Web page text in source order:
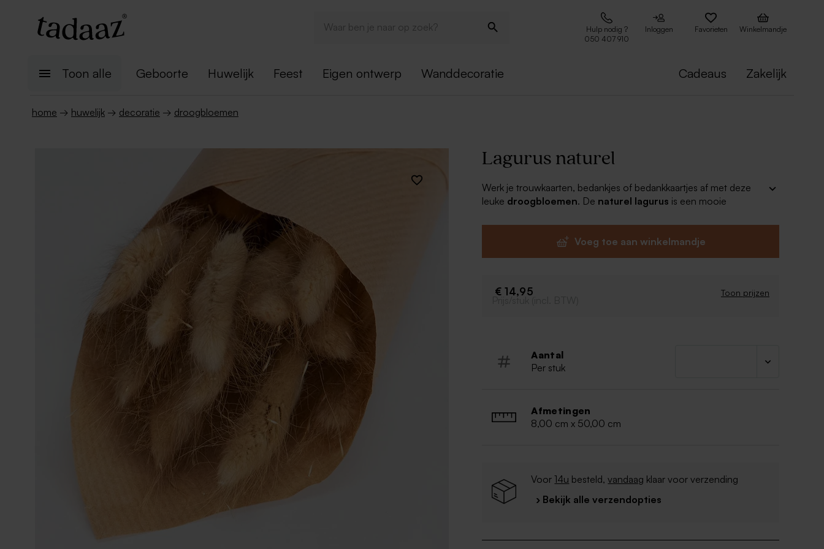
Hulp nodig ?
050 407 910
Inloggen Favorieten Winkelmandje
Toon alle Geboorte Huwelijk Feest Eigen ontwerp Wanddecoratie Cadeaus Zakelijk
home → huwelijk → decoratie → droogbloemen
Lagurus naturel
Werk je trouwkaarten, bedankjes of bedankkaartjes af met deze
leuke droogbloemen. De naturel lagurus is een mooie
Lagurus naturel Voeg toe aan winkelmandje
€ 14,95 Toon prijzen
Prijs/stuk (incl. BTW)
Aantal
Per stuk
Afmetingen
8,00 cm x 50,00 cm
Voor14u besteld,vandaag klaar voor verzending
› Bekijk alle verzendopties